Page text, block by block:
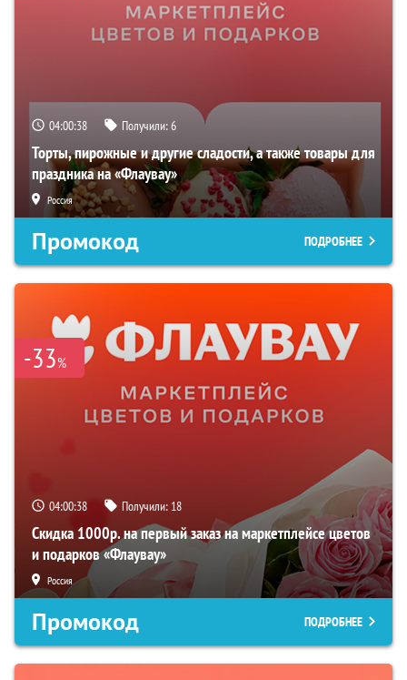
04:00:37 Получили:6
Торты, пирожные и другие сладости, а также товары для
праздника на «Флаувау»
Россия
Промокод ПОДРОБНЕЕ
-33%
04:00:37 Получили: 18
Скидка 1000р. на первый заказ на маркетплейсе цветов
и подарков «Флаувау»
Россия
Промокод ПОДРОБНЕЕ